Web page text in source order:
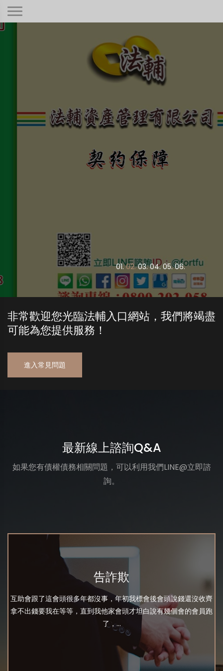
01. 02. 03. 04. 05. 06.
非常歡迎您光臨法輔入口網站，我們將竭盡
可能為您提供服務！
進入常見問題
最新線上諮詢Q&A
如果您有債權債務相關問題，可以利用我們LINE@立即諮
詢。
告詐欺
互助會跟了這會頭很多年都沒事，年初我標會後會頭說錢還沒收齊
拿不出錢要我在等等，直到我他家會頭才坦白說有幾個會的會員跑
了，...